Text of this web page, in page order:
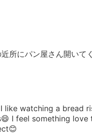
所にパン屋さん開いて
I like watching a bread
I feel something